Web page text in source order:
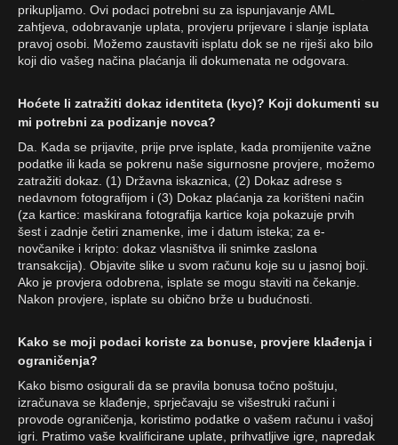
prikupljamo. Ovi podaci potrebni su za ispunjavanje AML
zahtjeva, odobravanje uplata, provjeru prijevare i slanje isplata
pravoj osobi. Možemo zaustaviti isplatu dok se ne riješi ako bilo
koji dio vašeg načina plaćanja ili dokumenata ne odgovara.
Hoćete li zatražiti dokaz identiteta (kyc)? Koji dokumenti su
mi potrebni za podizanje novca?
Da. Kada se prijavite, prije prve isplate, kada promijenite važne
podatke ili kada se pokrenu naše sigurnosne provjere, možemo
zatražiti dokaz. (1) Državna iskaznica, (2) Dokaz adrese s
nedavnom fotografijom i (3) Dokaz plaćanja za korišteni način
(za kartice: maskirana fotografija kartice koja pokazuje prvih
šest i zadnje četiri znamenke, ime i datum isteka; za e-
novčanike i kripto: dokaz vlasništva ili snimke zaslona
transakcija). Objavite slike u svom računu koje su u jasnoj boji.
Ako je provjera odobrena, isplate se mogu staviti na čekanje.
Nakon provjere, isplate su obično brže u budućnosti.
Kako se moji podaci koriste za bonuse, provjere klađenja i
ograničenja?
Kako bismo osigurali da se pravila bonusa točno poštuju,
izračunava se klađenje, sprječavaju se višestruki računi i
provode ograničenja, koristimo podatke o vašem računu i vašoj
igri. Pratimo vaše kvalificirane uplate, prihvatljive igre, napredak